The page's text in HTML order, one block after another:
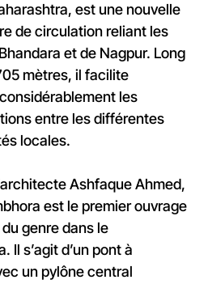
est une nouvelle
de circulation reliant les
et de Nagpur. Long
mètres, il facilite
les
entre les différentes
locales.
Ashfaque Ahmed,
est le premier ouvrage
genre dans le
Il s’agit d’un pont à
un pylône central